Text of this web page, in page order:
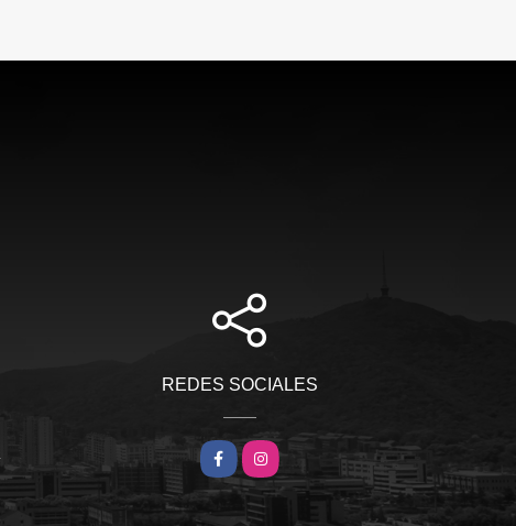
REDES SOCIALES
Facebook
Instagram